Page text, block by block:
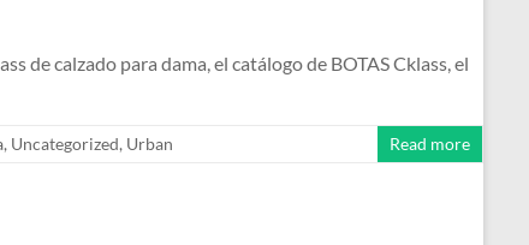
de calzado para dama, el catálogo de BOTAS Cklass, el
, Uncategorized, Urban Read more